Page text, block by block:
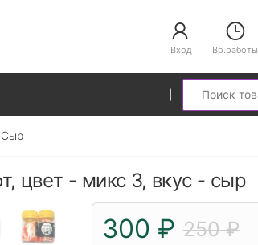
Вход Вр.работы
Search
Сыр
цвет - микс 3, вкус - сыр
300 ₽ 250 ₽